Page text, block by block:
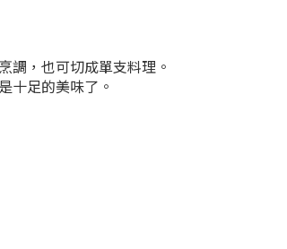
調，也可切成單支料理。
十足的美味了。